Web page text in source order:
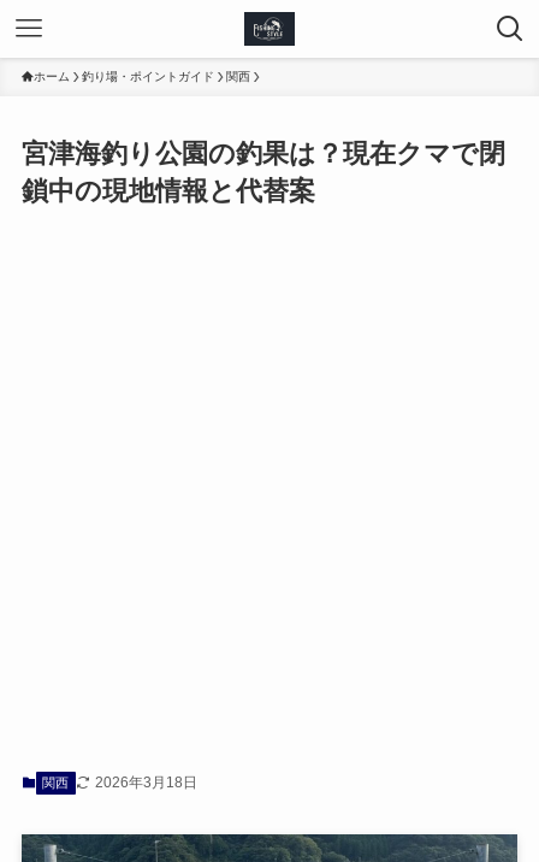
ホーム 釣り場・ポイントガイド 関西
宮津海釣り公園の釣果は？現在クマで閉
鎖中の現地情報と代替案
関西 2026年3月18日